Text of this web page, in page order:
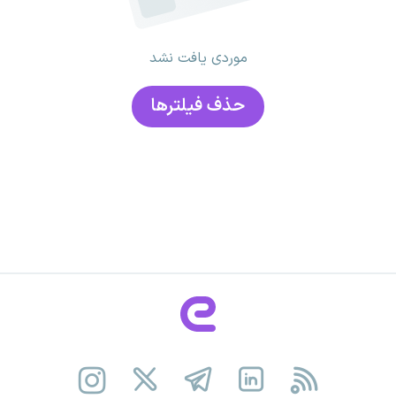
موردی یافت نشد
حذف فیلتر‌ها